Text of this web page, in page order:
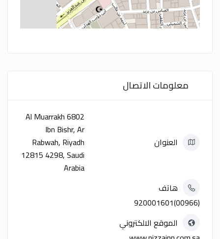
معلومات الاتصال
العنوان
6802 Al Muarrakh
Ibn Bishr, Ar
Rabwah, Riyadh
12815 4298, Saudi
Arabia
هاتف
(00966)920001601
الموقع الالكتروني